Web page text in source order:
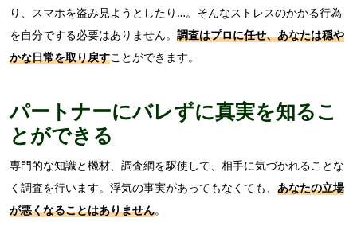
り、スマホを盗み見ようとしたり…。そんなストレスのかかる行為
を自分でする必要はありません。 調査はプロに任せ、あなたは穏や
かな日常を取り戻すことができます。
パートナーにバレずに真実を知るこ
とができる
専門的な知識と機材、調査網を駆使して、相手に気づかれることな
く調査を行います。浮気の事実があってもなくても、 あなたの立場
が悪くなることはありません。